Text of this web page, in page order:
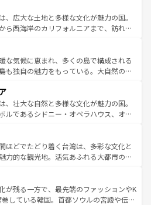
てほしい。
残る町や、スイスならではのユニークな
ルプス観光だけでなく町歩きも満喫する
民の所得が高いため物価も高いが、旅行
光を楽しむこともできる。 なお、新
コンテンツ一覧 を参照してほしい。
、広大な土地と多様な文化が魅力の国。
ら西海岸のカリフォルニアまで、訪れる
は、観光、ショッピング、エンターテイ
た刺激的なスポットだ。一方、アメリカ
広がり、グランドキャニオンやイエロー
ンズでは、音楽と美食が融合した独特の
者はアメリカの各地域で異なる魅力を楽
多様性と豊かな歴史を感じることができ
ルだ。 なお、新着のアメリカ
一覧を参照してほしい。
な気候に恵まれ、多くの島で構成される
も独自の魅力をもっている。大自然の神
い。また、定番の観光地といえばオアフ
然を求めるならマウイ島やカウアイ島が
ルドグリーンに輝く海をはじめ、豊かな
心で訪れる人々を迎えてくれるハワイの
ーカルフードやハワイアンミュージッ
ダンスなど、すべてがハワイの魅力を彩
。 なお、新着のハワイ情報
を参照してほしい。
、壮大な自然と多様な文化が魅力の国。
ルであるシドニー・オペラハウス、オー
中央部にそびえるウルル（エアーズロッ
の美しい原生林やケアンズの熱帯雨林な
くさん。また、カフェやワイン、オージ
ティも充実しており、サーフィンやダイ
グなど、アウトドア好きにはたまらな
アの多彩な魅力を存分に味わいつくそ
ほどでたどり着く台湾は、多彩な文化と
力的な観光地。活気あふれる大都市の台
岳地帯である台湾東部など、都市の喧騒
共存しており、訪れる人に新しい発見と
くれる。また、奥深い台湾の食文化も魅
が残る一方で、最先端のファッションやK
している韓国。首都ソウルの宮殿や伝統